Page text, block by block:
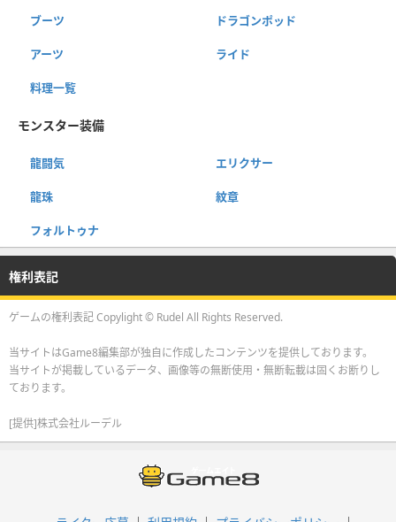
ブーツ ドラゴンポッド
アーツ ライド
料理一覧
モンスター装備
龍闘気 エリクサー
龍珠 紋章
フォルトゥナ
権利表記
ゲームの権利表記 Copylight © Rudel All Rights Reserved.
当サイトはGame8編集部が独自に作成したコンテンツを提供しております。
当サイトが掲載しているデータ、画像等の無断使用・無断転載は固くお断りし
ております。
[提供]株式会社ルーデル